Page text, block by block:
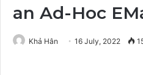
an Ad-Hoc
Khả Hân 16 July, 2022